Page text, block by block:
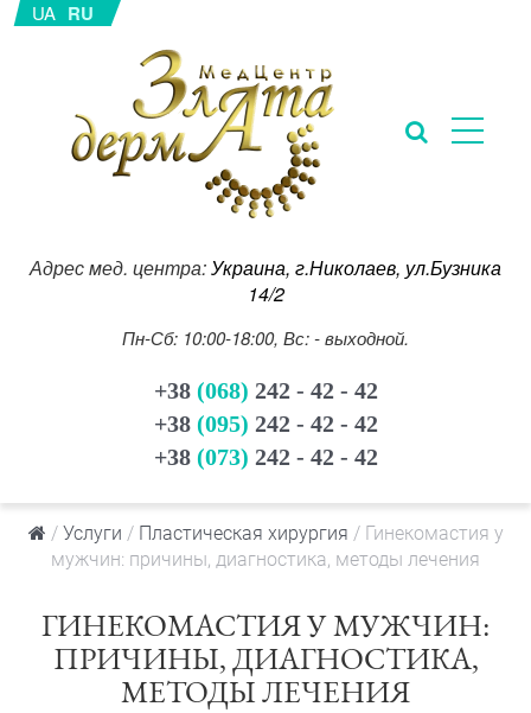
UA RU
Адрес мед. центра:Украина, г.Николаев, ул.Бузника
14/2
Пн-Сб: 10:00-18:00, Вс: - выходной.
+38 (068) 242 - 42 - 42
+38 (095) 242 - 42 - 42
+38 (073) 242 - 42 - 42
/ Услуги / Пластическая хирургия / Гинекомастия у
мужчин: причины, диагностика, методы лечения
ГИНЕКОМАСТИЯ У МУЖЧИН:
ПРИЧИНЫ, ДИАГНОСТИКА,
МЕТОДЫ ЛЕЧЕНИЯ